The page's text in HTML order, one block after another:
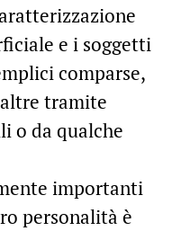
e i soggetti
comparse,
tramite
o da qualche
importanti
personalità è